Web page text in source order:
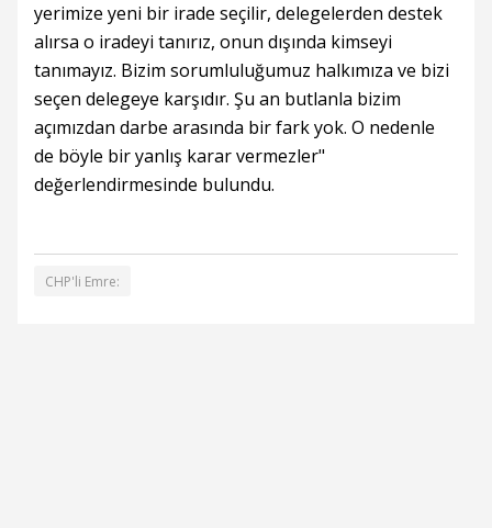
yerimize yeni bir irade seçilir, delegelerden destek
alırsa o iradeyi tanırız, onun dışında kimseyi
tanımayız. Bizim sorumluluğumuz halkımıza ve bizi
seçen delegeye karşıdır. Şu an butlanla bizim
açımızdan darbe arasında bir fark yok. O nedenle
de böyle bir yanlış karar vermezler"
değerlendirmesinde bulundu.
CHP'li Emre: